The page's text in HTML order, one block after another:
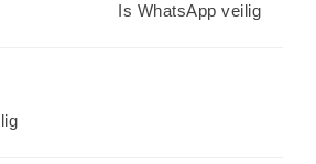
Is WhatsApp veilig